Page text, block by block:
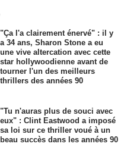
"Ça l'a clairement énervé" : il y
a 34 ans, Sharon Stone a eu
une vive altercation avec cette
star hollywoodienne avant de
tourner l'un des meilleurs
thrillers des années 90
"Tu n'auras plus de souci avec
eux" : Clint Eastwood a imposé
sa loi sur ce thriller voué à un
beau succès dans les années 90